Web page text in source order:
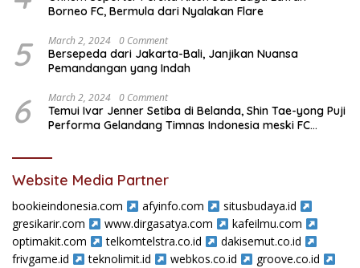
Borneo FC, Bermula dari Nyalakan Flare
5 March 2, 2024 0 Comment
Bersepeda dari Jakarta-Bali, Janjikan Nuansa
Pemandangan yang Indah
6 March 2, 2024 0 Comment
Temui Ivar Jenner Setiba di Belanda, Shin Tae-yong Puji
Performa Gelandang Timnas Indonesia meski FC
Website Media Partner
bookieindonesia.com afyinfo.com
situsbudaya.id
gresikarir.com
www.dirgasatya.com
kafeilmu.com
optimakit.com
telkomtelstra.co.id
dakisemut.co.id
frivgame.id
teknolimit.id webkos.co.id
groove.co.id